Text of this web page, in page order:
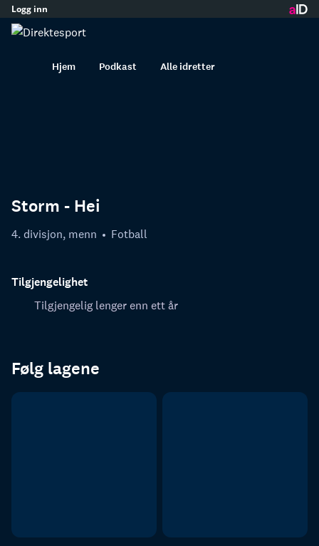
innhold
Logg inn
Hjem Podkast Alle idretter
Storm - Hei
4. divisjon, menn Fotball
Tilgjengelighet
Tilgjengelig lenger enn ett år
Følg lagene